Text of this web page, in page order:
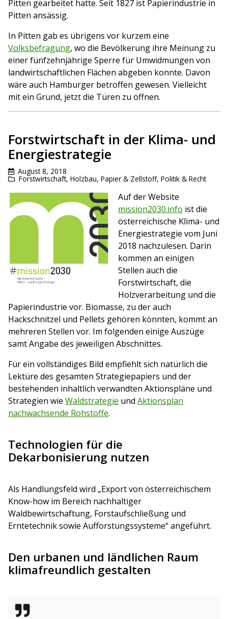
Pitten gearbeitet hatte. Seit 1827 ist Papierindustrie in
Pitten ansässig.
In Pitten gab es übrigens vor kurzem eine
Volksbefragung, wo die Bevölkerung ihre Meinung zu
einer fünfzehnjährige Sperre für Umwidmungen von
landwirtschaftlichen Flächen abgeben konnte. Davon
wäre auch Hamburger betroffen gewesen. Vielleicht
mit ein Grund, jetzt die Türen zu öffnen.
Forstwirtschaft in der Klima- und
Energiestrategie
August 8, 2018
Forstwirtschaft, Holzbau, Papier & Zellstoff, Politik & Recht
Auf der Website
mission2030.info ist die
österreichische Klima- und
Energiestrategie vom Juni
2018 nachzulesen. Darin
kommen an einigen
Stellen auch die
Forstwirtschaft, die
Holzverarbeitung und die
Papierindustrie vor. Biomasse, zu der auch
Hackschnitzel und Pellets gehören könnten, kommt an
mehreren Stellen vor. Im folgenden einige Auszüge
samt Angabe des jeweiligen Abschnittes.
Für ein vollständiges Bild empfiehlt sich natürlich die
Lektüre des gesamten Strategiepapiers und der
bestehenden inhaltlich verwandten Aktionspläne und
Strategien wie Waldstrategie und Aktionsplan
nachwachsende Rohstoffe.
Technologien für die
Dekarbonisierung nutzen
Als Handlungsfeld wird „Export von österreichischem
Know-how im Bereich nachhaltiger
Waldbewirtschaftung, Forstaufschließung und
Erntetechnik sowie Aufforstungssysteme“ angeführt.
Den urbanen und ländlichen Raum
klimafreundlich gestalten